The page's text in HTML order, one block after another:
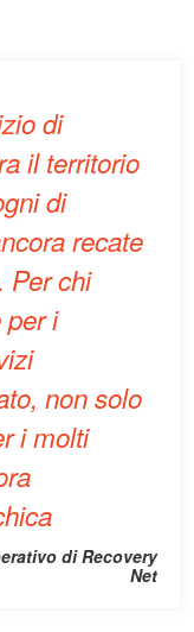
di
il territorio
di
recate
Per chi
per i
non solo
i molti
di Recovery
Net